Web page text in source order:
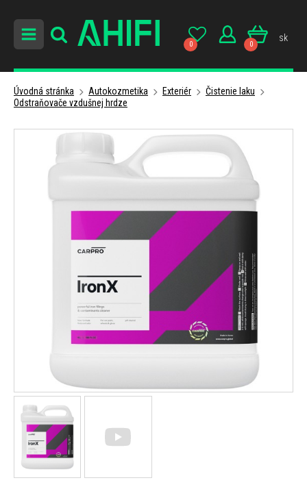
0 0
sk
Úvodná stránka Autokozmetika Exteriér
Čistenie laku
Odstraňovače vzdušnej hrdze